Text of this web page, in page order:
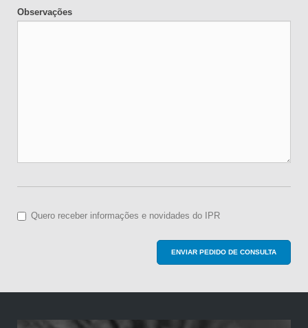
Observações
Quero receber informações e novidades do IPR
ENVIAR PEDIDO DE CONSULTA